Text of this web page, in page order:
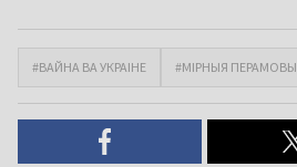
#ВАЙНА ВА УКРАІНЕ #МІРНЫЯ ПЕРАМОВЫ